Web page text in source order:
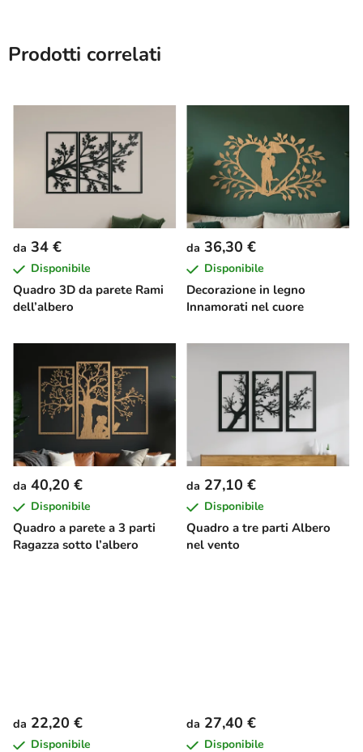
Prodotti correlati
Quadro 3D da parete Rami
dell’albero
da 34 €
Disponibile
Decorazione in legno
Innamorati nel cuore
da 36,30 €
Disponibile
Quadro a parete a 3 parti
Ragazza sotto l’albero
da 40,20 €
Disponibile
Quadro a tre parti Albero
nel vento
da 27,10 €
Disponibile
da 22,20 €
Disponibile
da 27,40 €
Disponibile